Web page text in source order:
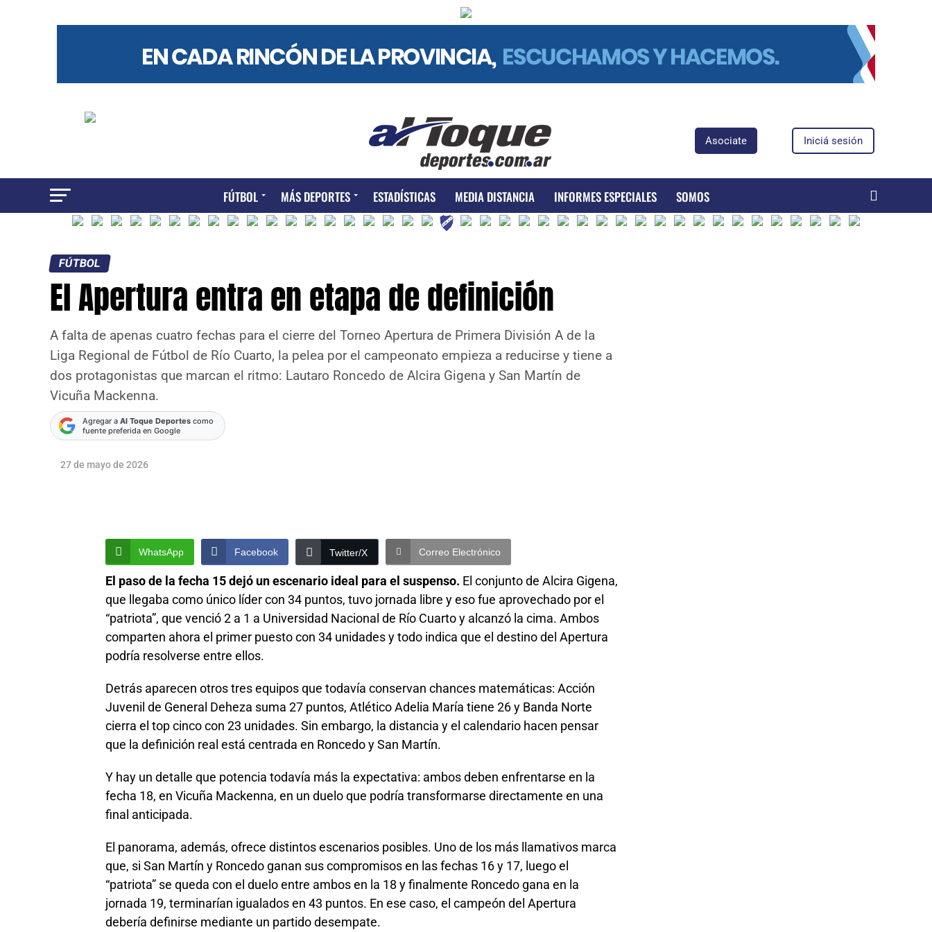
Asociate Iniciá sesión
FÚTBOL MÁS DEPORTES ESTADÍSTICAS MEDIA DISTANCIA INFORMES ESPECIALES SOMOS
FÚTBOL
El Apertura entra en etapa de definición
A falta de apenas cuatro fechas para el cierre del Torneo Apertura de Primera División A de la
Liga Regional de Fútbol de Río Cuarto, la pelea por el campeonato empieza a reducirse y tiene a
dos protagonistas que marcan el ritmo: Lautaro Roncedo de Alcira Gigena y San Martín de
Vicuña Mackenna.
Agregar a Al Toque Deportes como
fuente preferida en Google
27 de mayo de 2026
WhatsApp Facebook Twitter/X Correo Electrónico
El paso de la fecha 15 dejó un escenario ideal para el suspenso. El conjunto de Alcira Gigena,
que llegaba como único líder con 34 puntos, tuvo jornada libre y eso fue aprovechado por el
“patriota”, que venció 2 a 1 a Universidad Nacional de Río Cuarto y alcanzó la cima. Ambos
comparten ahora el primer puesto con 34 unidades y todo indica que el destino del Apertura
podría resolverse entre ellos.
Detrás aparecen otros tres equipos que todavía conservan chances matemáticas: Acción
Juvenil de General Deheza suma 27 puntos, Atlético Adelia María tiene 26 y Banda Norte
cierra el top cinco con 23 unidades. Sin embargo, la distancia y el calendario hacen pensar
que la definición real está centrada en Roncedo y San Martín.
Y hay un detalle que potencia todavía más la expectativa: ambos deben enfrentarse en la
fecha 18, en Vicuña Mackenna, en un duelo que podría transformarse directamente en una
final anticipada.
El panorama, además, ofrece distintos escenarios posibles. Uno de los más llamativos marca
que, si San Martín y Roncedo ganan sus compromisos en las fechas 16 y 17, luego el
“patriota” se queda con el duelo entre ambos en la 18 y finalmente Roncedo gana en la
jornada 19, terminarían igualados en 43 puntos. En ese caso, el campeón del Apertura
debería definirse mediante un partido desempate.